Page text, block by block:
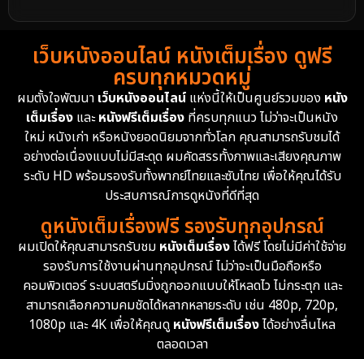
เว็บหนังออนไลน์ หนังเต็มเรื่อง ดูฟรี
ครบทุกหมวดหมู่
ผมตั้งใจพัฒนา เว็บหนังออนไลน์แห่งนี้ให้เป็นศูนย์รวมของ หนัง
เต็มเรื่อง และหนังฟรีเต็มเรื่อง ที่ครบทุกแนว ไม่ว่าจะเป็นหนัง
ใหม่ หนังเก่า หรือหนังยอดนิยมจากทั่วโลก คุณสามารถรับชมได้
อย่างต่อเนื่องแบบไม่มีสะดุด ผมคัดสรรทั้งภาพและเสียงคุณภาพ
ระดับ HD พร้อมรองรับทั้งพากย์ไทยและซับไทย เพื่อให้คุณได้รับ
ประสบการณ์การดูหนังที่ดีที่สุด
ดูหนังเต็มเรื่องฟรี รองรับทุกอุปกรณ์
ผมเปิดให้คุณสามารถรับชม หนังเต็มเรื่องได้ฟรี โดยไม่มีค่าใช้จ่าย
รองรับการใช้งานผ่านทุกอุปกรณ์ ไม่ว่าจะเป็นมือถือหรือ
คอมพิวเตอร์ ระบบสตรีมมิ่งถูกออกแบบให้โหลดไว ไม่กระตุก และ
สามารถเลือกความคมชัดได้หลากหลายระดับ เช่น 480p, 720p,
1080p และ 4K เพื่อให้คุณดู หนังฟรีเต็มเรื่องได้อย่างลื่นไหล
ตลอดเวลา